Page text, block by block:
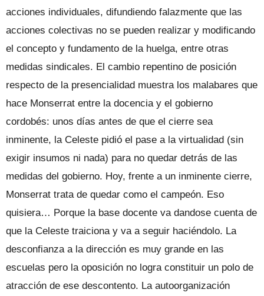
acciones individuales, difundiendo falazmente que las
acciones colectivas no se pueden realizar y modificando
el concepto y fundamento de la huelga, entre otras
medidas sindicales. El cambio repentino de posición
respecto de la presencialidad muestra los malabares que
hace Monserrat entre la docencia y el gobierno
cordobés: unos días antes de que el cierre sea
inminente, la Celeste pidió el pase a la virtualidad (sin
exigir insumos ni nada) para no quedar detrás de las
medidas del gobierno. Hoy, frente a un inminente cierre,
Monserrat trata de quedar como el campeón. Eso
quisiera… Porque la base docente va dandose cuenta de
que la Celeste traiciona y va a seguir haciéndolo. La
desconfianza a la dirección es muy grande en las
escuelas pero la oposición no logra constituir un polo de
atracción de ese descontento. La autoorganización